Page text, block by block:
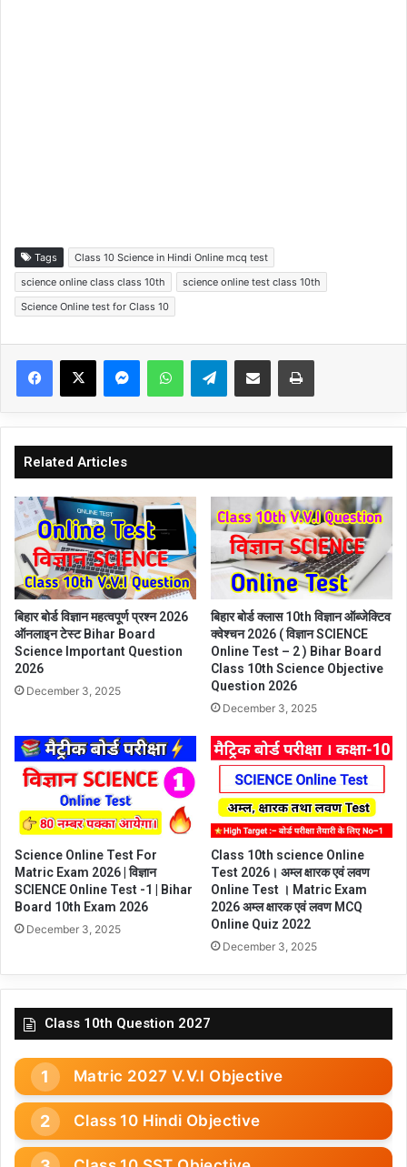
Tags
Class 10 Science in Hindi Online mcq test
science online class class 10th
science online test class 10th
Science Online test for Class 10
Facebook
X MessengerWhatsAppTelegramShare via Email Print
Related Articles
बिहार बोर्ड विज्ञान महत्वपूर्ण प्रश्न 2026
ऑनलाइन टेस्ट Bihar Board
Science Important Question
2026
December 3, 2025
बिहार बोर्ड क्लास 10th विज्ञान ऑब्जेक्टिव
क्वेश्चन 2026 ( विज्ञान SCIENCE
Online Test – 2 ) Bihar Board
Class 10th Science Objective
Question 2026
December 3, 2025
Science Online Test For
Matric Exam 2026 | विज्ञान
SCIENCE Online Test -1 | Bihar
Board 10th Exam 2026
December 3, 2025
Class 10th science Online
Test 2026। अम्ल क्षारक एवं लवण
Online Test । Matric Exam
2026 अम्ल क्षारक एवं लवण MCQ
Online Quiz 2022
December 3, 2025
Class 10th Question 2027
Matric 2027 V.V.I Objective
Class 10 Hindi Objective